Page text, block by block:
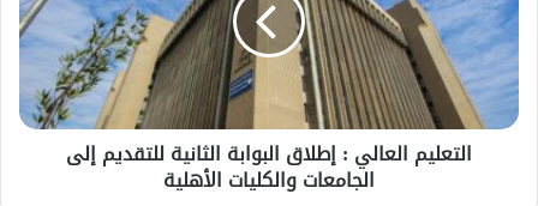
التعليم العالي : إطلاق البوابة الثانية للتقديم إلى
الجامعات والكليات الأهلية